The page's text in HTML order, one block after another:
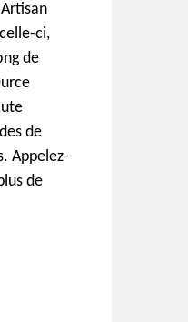
ci,
de
de
Appelez-
de